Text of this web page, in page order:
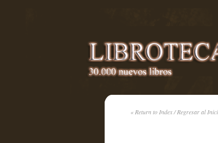
« Return to Index / Regresar al